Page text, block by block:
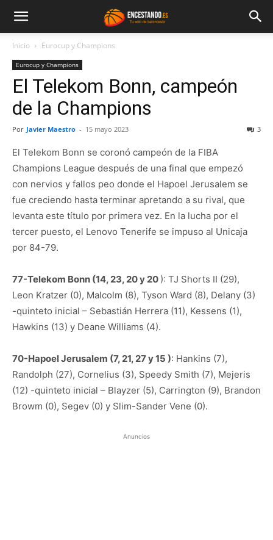
Inicio Eurocup y Champions
Eurocup y Champions
El Telekom Bonn, campeón
de la Champions
Por Javier Maestro - 15 mayo 2023 3
El Telekom Bonn se coronó campeón de la FIBA
Champions League después de una final que empezó
con nervios y fallos peo donde el Hapoel Jerusalem se
fue creciendo hasta terminar apretando a su rival, que
levanta este título por primera vez. En la lucha por el
tercer puesto, el Lenovo Tenerife se impuso al Unicaja
por 84-79.
77-Telekom Bonn (14, 23, 20 y 20 ): TJ Shorts II (29),
Leon Kratzer (0), Malcolm (8), Tyson Ward (8), Delany (3)
-quinteto inicial – Sebastián Herrera (11), Kessens (1),
Hawkins (13) y Deane Williams (4).
70-Hapoel Jerusalem (7, 21, 27 y 15 ): Hankins (7),
Randolph (27), Cornelius (3), Speedy Smith (7), Mejeris
(12) -quinteto inicial – Blayzer (5), Carrington (9), Brandon
Browm (0), Segev (0) y Slim-Sander Vene (0).
Anuncios